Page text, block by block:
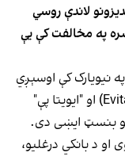
لاندې روسي
سره په مخالفت کې یې
نیویارک کې اوسېږي
او د "ایویتا انوېسټمنټس" (Evita Investments) او "ایویتا پې"
شوی او د بانکي درغلیو،